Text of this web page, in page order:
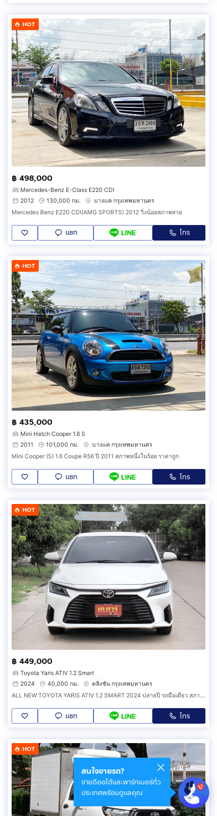
HOT
฿ 498,000
Mercedes-Benz E-Class E220 CDI
2012
130,000 กม.
บางแค กรุงเทพมหานคร
Mercedes Benz E220 CDI(AMG SPORTS) 2012 วิ่งน้อยสภาพสวย
แชท LINE โทร
HOT
฿ 435,000
Mini Hatch Cooper 1.6 S
2011
101,000 กม.
บางแค กรุงเทพมหานคร
Mini Cooper (S) 1.6 Coupe R56 ปี 2011 สภาพหนึ่งในร้อย ราคาถูก
แชท LINE โทร
HOT
฿ 449,000
Toyota Yaris ATIV 1.2 Smart
2024
40,000 กม.
ตลิ่งชัน กรุงเทพมหานคร
ALL NEW TOYOTA YARIS ATIV 1.2 SMART 2024 ปลายปี รถมือเดียว สภาพสวยกริ๊ป
แชท LINE โทร
HOT
สนใจขายรถ?
ขายดีออโต้และพาร์ทเนอร์ทั่ว
ประเทศพร้อมดูแลคุณ